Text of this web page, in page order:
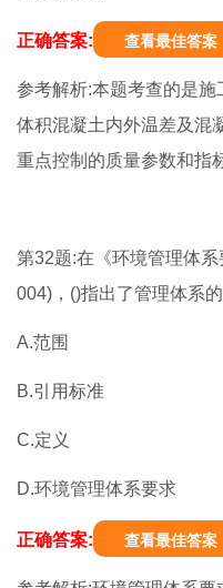
正确答案: 查看最佳答案
参考解析:本题考查的是
体积混凝土内外温差及混
重点控制的质量参数和指
第32题:在《环境管理体
004)，()指出了管理体系
A.范围
B.引用标准
C.定义
D.环境管理体系要求
正确答案: 查看最佳答案